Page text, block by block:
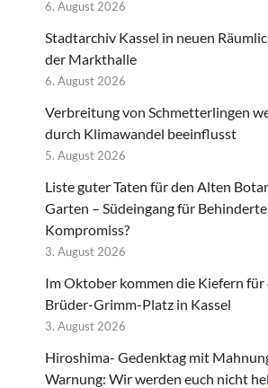
6. August 2026
Stadtarchiv Kassel in neuen
der Markthalle
6. August 2026
Verbreitung von Schmetterlingen
durch Klimawandel beeinflusst
5. August 2026
Liste guter Taten für den Alten
Garten – Südeingang für
Kompromiss?
3. August 2026
Im Oktober kommen die Kiefern für
Brüder-Grimm-Platz in Kassel
3. August 2026
Hiroshima- Gedenktag mit
Warnung: Wir werden euch nicht